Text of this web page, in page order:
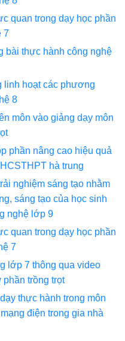
quan trong dạy học phần
7
bài thực hành công nghệ
linh hoạt các phương
8
môn vào giảng dạy môn
phần nâng cao hiệu quả
hà trung
nghiệm sáng tạo nhằm
sáng tạo của học sinh
nghệ lớp 9
quan trong dạy học phần
7
lớp 7 thông qua video
trồng trọt
thực hành trong môn
điện trong gia nhà